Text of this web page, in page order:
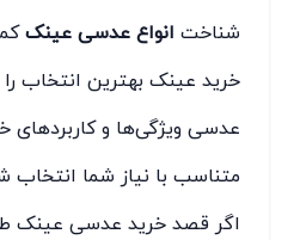
شناخت انواع عدسی عینک
خرید عینک بهترین انتخاب
عدسی ویژگی‌ها و کاربردهای
متناسب با نیاز شما انتخاب
اگر قصد خرید عدسی عینک